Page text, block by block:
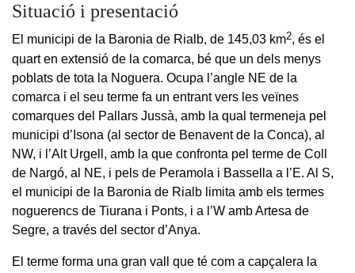
Situació i presentació
El municipi de la Baronia de Rialb, de 145,03 km2, és el
quart en extensió de la comarca, bé que un dels menys
poblats de tota la Noguera. Ocupa l’angle NE de la
comarca i el seu terme fa un entrant vers les veïnes
comarques del Pallars Jussà, amb la qual termeneja pel
municipi d’Isona (al sector de Benavent de la Conca), al
NW, i l’Alt Urgell, amb la que confronta pel terme de Coll
de Nargó, al NE, i pels de Peramola i Bassella a l’E. Al S,
el municipi de la Baronia de Rialb limita amb els termes
noguerencs de Tiurana i Ponts, i a l’W amb Artesa de
Segre, a través del sector d’Anya.
El terme forma una gran vall que té com a capçalera la